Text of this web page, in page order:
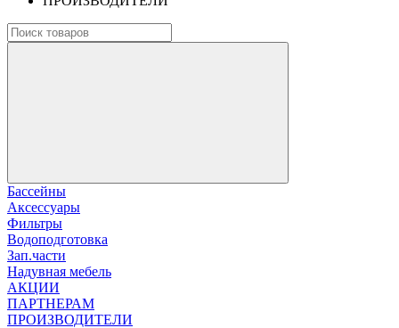
Бассейны
Аксессуары
Фильтры
Водоподготовка
Зап.части
Надувная мебель
АКЦИИ
ПАРТНЕРАМ
ПРОИЗВОДИТЕЛИ